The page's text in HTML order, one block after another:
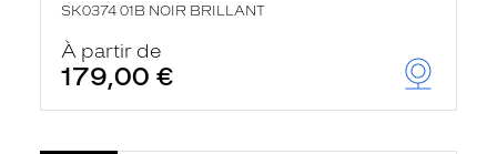
SK0374 01B NOIR BRILLANT
À partir de
179,00 €